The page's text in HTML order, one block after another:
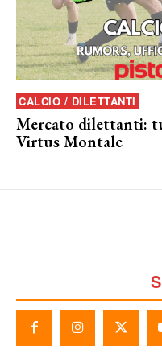
CALCIO / DILETTANTI
Mercato dilettanti:
Virtus Montale